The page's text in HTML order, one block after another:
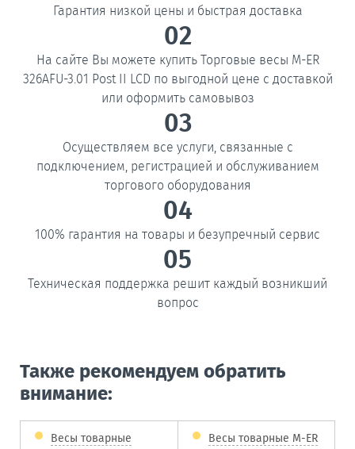
Гарантия низкой цены и быстрая доставка
02
На сайте Вы можете купить Торговые весы M-ER
326AFU-3.01 Post II LCD по выгодной цене с доставкой
или оформить самовывоз
03
Осуществляем все услуги, связанные с
подключением, регистрацией и обслуживанием
торгового оборудования
04
100% гарантия на товары и безупречный сервис
05
Техническая поддержка решит каждый возникший
вопрос
Также рекомендуем обратить
внимание:
Весы товарные Весы товарные M-ER